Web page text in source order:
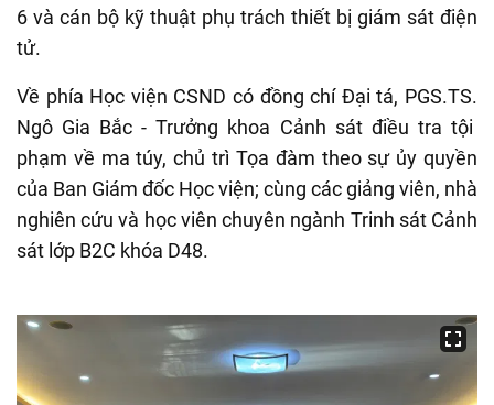
6 và cán bộ kỹ thuật phụ trách thiết bị giám sát điện
tử.
Về phía Học viện CSND có đồng chí Đại tá, PGS.TS.
Ngô Gia Bắc - Trưởng khoa Cảnh sát điều tra tội
phạm về ma túy, chủ trì Tọa đàm theo sự ủy quyền
của Ban Giám đốc Học viện; cùng các giảng viên, nhà
nghiên cứu và học viên chuyên ngành Trinh sát Cảnh
sát lớp B2C khóa D48.